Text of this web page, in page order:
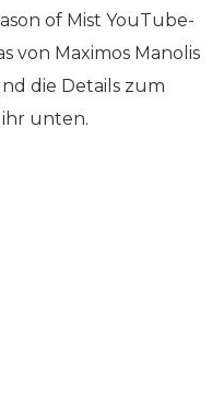
of Mist YouTube-
von Maximos Manolis
die Details zum
ihr unten.